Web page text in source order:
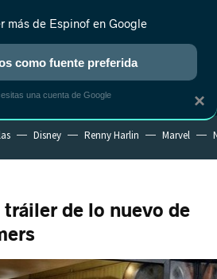
NUEVO
REALITY ANIME RANKINGS CINE
Disney Renny Harlin Marvel
de lo nuevo de
×
más de Espinof en Google
como fuente preferida
una cuenta de Google